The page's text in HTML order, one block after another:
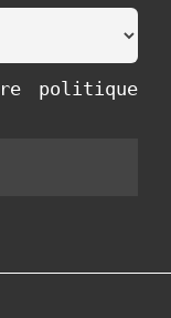
politique